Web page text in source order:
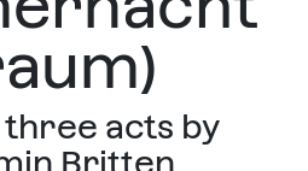
acts by
Britten